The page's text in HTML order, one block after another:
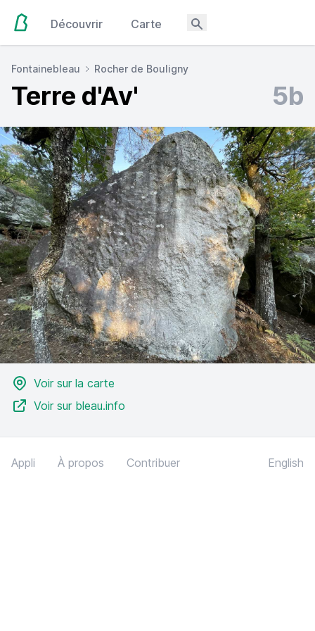
Découvrir Carte
Fontainebleau Rocher de Bouligny
Terre d'Av' 5b
Voir sur la carte
Voir sur bleau.info
Appli À propos Contribuer English